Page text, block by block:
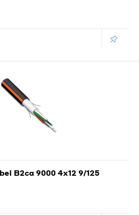
B2ca 9000 4x12 9/125